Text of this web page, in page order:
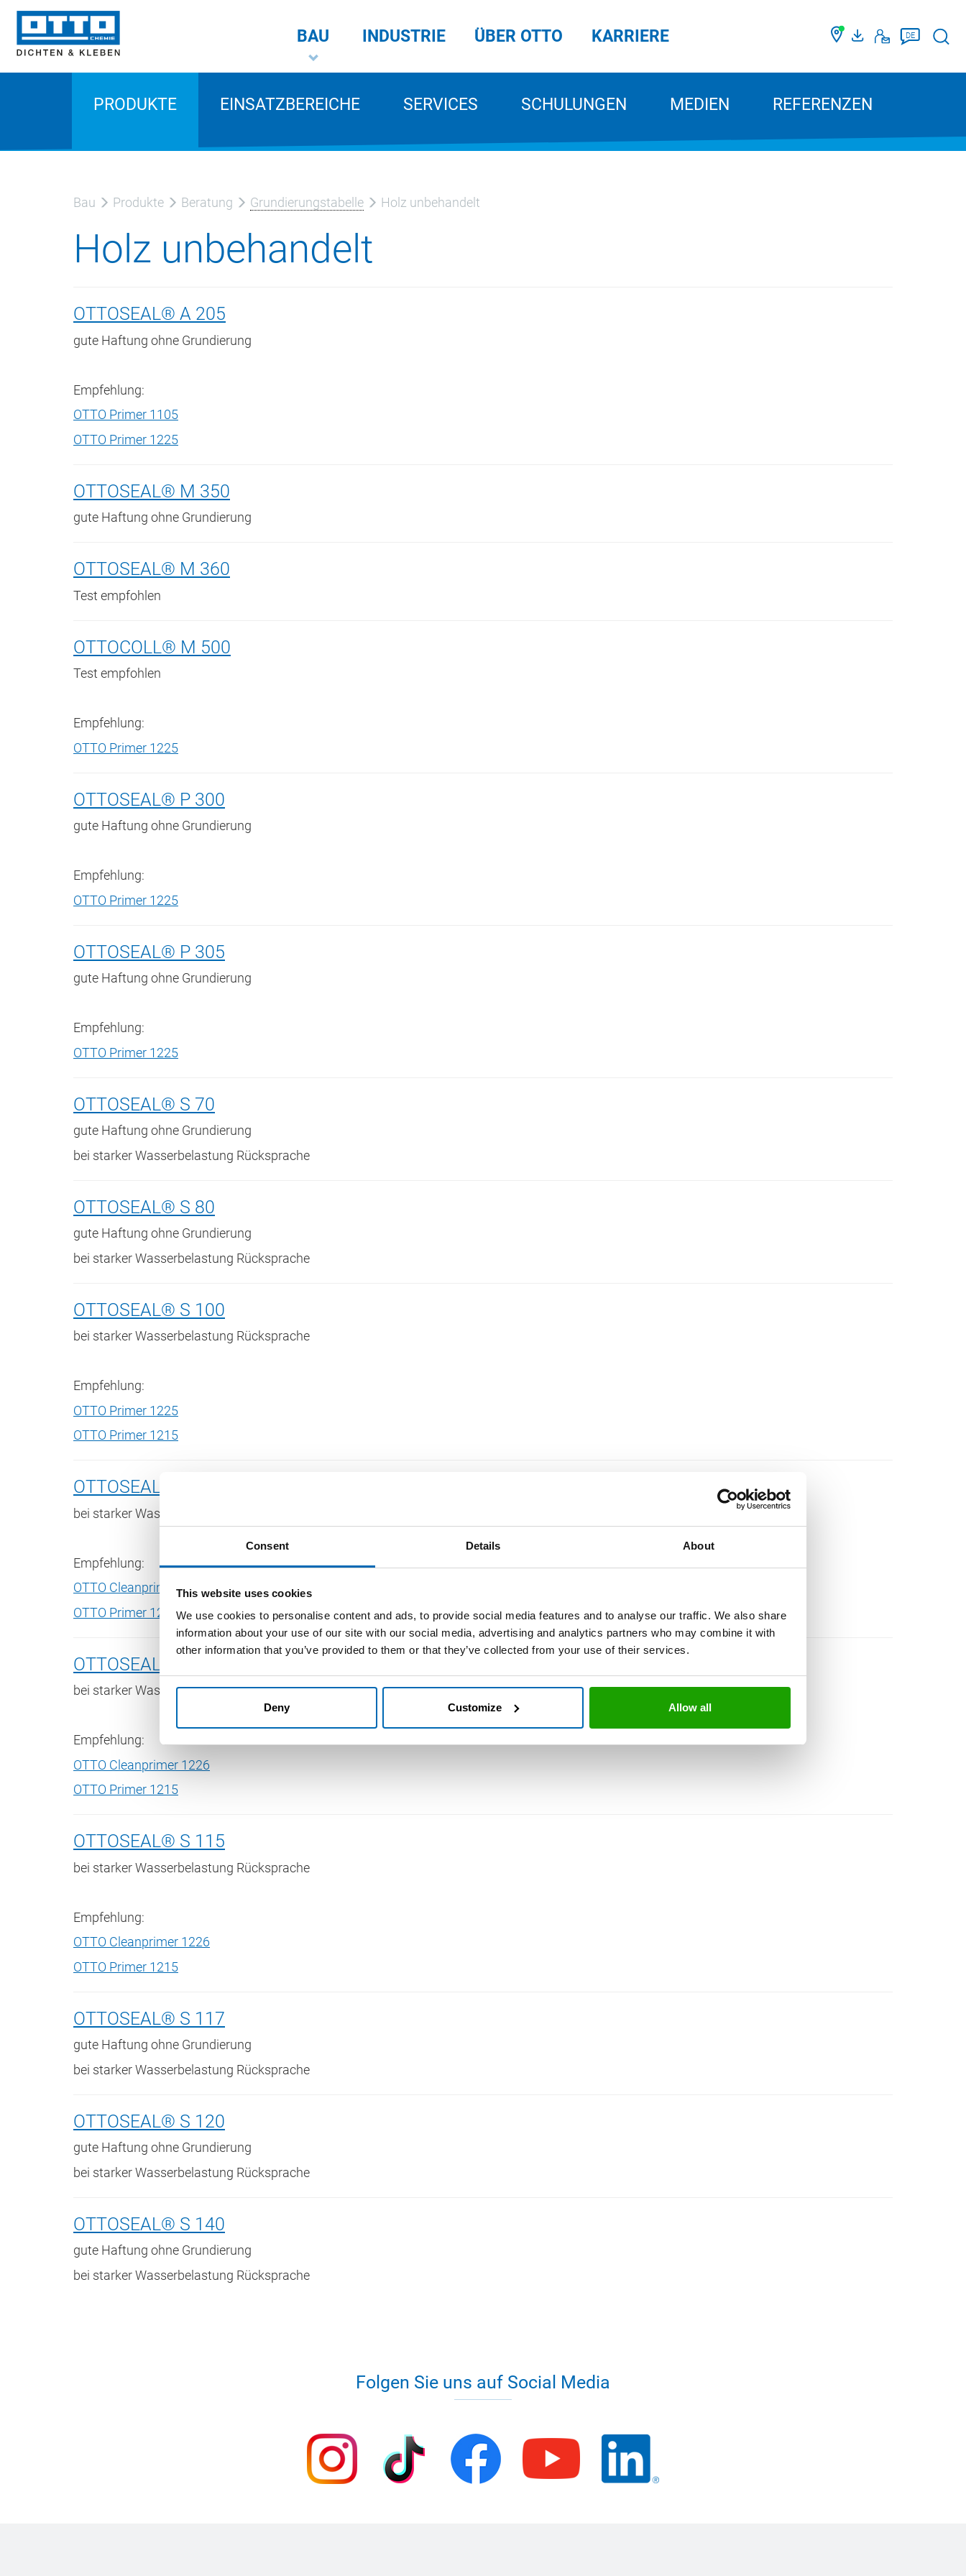
Consent Details About
This website uses cookies
We use cookies to personalise content and ads, to provide social media features and to analyse our traffic. We also share
information about your use of our site with our social media, advertising and analytics partners who may combine it with
other information that you’ve provided to them or that they’ve collected from your use of their services.
Deny Customize Allow all
DE
BAU
PRODUKTE EINSATZBEREICHE SERVICES SCHULUNGEN MEDIEN REFERENZEN
INDUSTRIE ÜBER OTTO KARRIERE
Bau Produkte Beratung Grundierungstabelle Holz unbehandelt
Holz unbehandelt
OTTOSEAL® A 205
gute Haftung ohne Grundierung
Empfehlung:
OTTO Primer 1105
OTTO Primer 1225
OTTOSEAL® M 350
gute Haftung ohne Grundierung
OTTOSEAL® M 360
Test empfohlen
OTTOCOLL® M 500
Test empfohlen
Empfehlung:
OTTO Primer 1225
OTTOSEAL® P 300
gute Haftung ohne Grundierung
Empfehlung:
OTTO Primer 1225
OTTOSEAL® P 305
gute Haftung ohne Grundierung
Empfehlung:
OTTO Primer 1225
OTTOSEAL® S 70
gute Haftung ohne Grundierung
bei starker Wasserbelastung Rücksprache
OTTOSEAL® S 80
gute Haftung ohne Grundierung
bei starker Wasserbelastung Rücksprache
OTTOSEAL® S 100
bei starker Wasserbelastung Rücksprache
Empfehlung:
OTTO Primer 1225
OTTO Primer 1215
OTTOSEAL® S 105
bei starker Wasserbelastung Rücksprache
Empfehlung:
OTTO Cleanprimer 1226
OTTO Primer 1215
OTTOSEAL® S 110
bei starker Wasserbelastung Rücksprache
Empfehlung:
OTTO Cleanprimer 1226
OTTO Primer 1215
OTTOSEAL® S 115
bei starker Wasserbelastung Rücksprache
Empfehlung:
OTTO Cleanprimer 1226
OTTO Primer 1215
OTTOSEAL® S 117
gute Haftung ohne Grundierung
bei starker Wasserbelastung Rücksprache
OTTOSEAL® S 120
gute Haftung ohne Grundierung
bei starker Wasserbelastung Rücksprache
OTTOSEAL® S 140
gute Haftung ohne Grundierung
bei starker Wasserbelastung Rücksprache
Folgen Sie uns auf Social Media